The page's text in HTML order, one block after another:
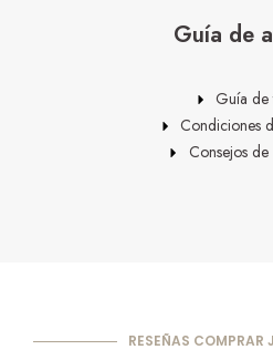
Guía de
Guía de
Condiciones
Consejos
RESEÑAS COMPRAR